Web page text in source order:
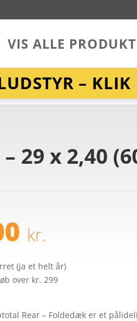
VIS ALLE
– KLIK
x 2,40
kr.
(ja et helt år)
over kr. 299
Rear – Foldedæk er et